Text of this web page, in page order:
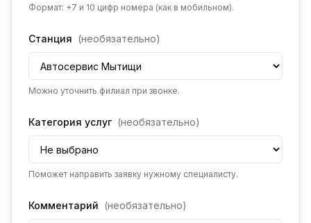
Формат: +7 и 10 цифр номера (как в мобильном).
Станция (необязательно)
Можно уточнить филиал при звонке.
Категория услуг (необязательно)
Поможет направить заявку нужному специалисту.
Комментарий (необязательно)